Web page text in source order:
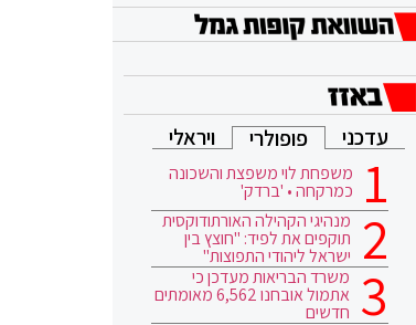
עדכני פופולרי ויראלי
משפחת לוי משפצת והשכונה
כמרקחה • 'ברדק'
מנהיגי הקהילה האורתודוקסית
תוקפים את לפיד: "חוצץ בין
ישראל ליהודי התפוצות"
משרד הבריאות מעדכן כי
אתמול אובחנו 6,562 מאומתים
חדשים